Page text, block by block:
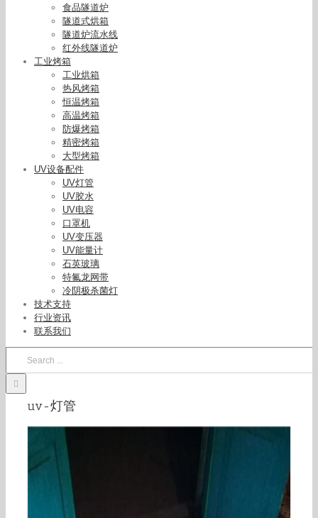
食品隧道炉
隧道式烘箱
隧道炉流水线
红外线隧道炉
工业烤箱
工业烘箱
热风烤箱
恒温烤箱
高温烤箱
防爆烤箱
精密烤箱
大型烤箱
UV设备配件
UV灯管
UV胶水
UV电容
口罩机
UV变压器
UV能量计
石英玻璃
特氟龙网带
冷阴极杀菌灯
技术支持
行业资讯
联系我们
uv-灯管
紫外线灯管_光氧催化灯管紫外线灯管光氧管批发